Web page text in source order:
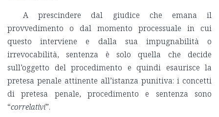
A prescindere dal giudice che emana il
provvedimento o dal momento processuale in cui
questo interviene e dalla sua impugnabilità o
irrevocabilità, sentenza è solo quella che decide
sull’oggetto del procedimento e quindi esaurisce la
pretesa penale attinente all’istanza punitiva: i concetti
di pretesa penale, procedimento e sentenza sono
“correlativi”.